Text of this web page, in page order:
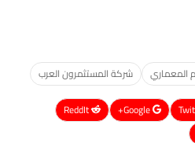
المعماري شركة المستثمرون العرب
Google+
ReddIt